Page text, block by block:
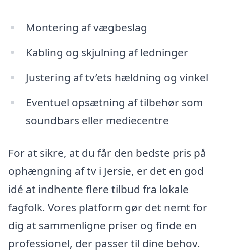
Montering af vægbeslag
Kabling og skjulning af ledninger
Justering af tv’ets hældning og vinkel
Eventuel opsætning af tilbehør som
soundbars eller mediecentre
For at sikre, at du får den bedste pris på
ophængning af tv i Jersie, er det en god
idé at indhente flere tilbud fra lokale
fagfolk. Vores platform gør det nemt for
dig at sammenligne priser og finde en
professionel, der passer til dine behov.